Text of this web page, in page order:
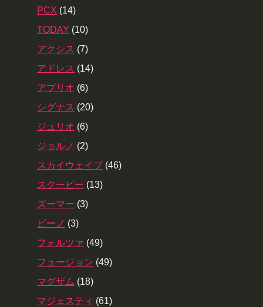
PCX (14)
TODAY (10)
アクシス (7)
アドレス (14)
アプリオ (6)
シグナス (20)
ジュリオ (6)
ジョルノ (2)
スカイウェイブ (46)
スクーピー (13)
ズーマー (3)
ビーノ (3)
フォルツァ (49)
フュージョン (49)
マグザム (18)
マジェスティ (61)